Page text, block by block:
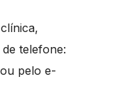
telefone:
pelo e-